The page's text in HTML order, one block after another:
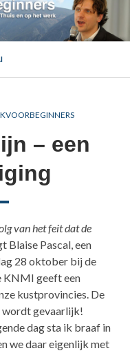
en op het werk
– een
van het feit dat de
Blaise Pascal, een
28 oktober bij de
KNMI geeft een
kustprovincies. De
wordt gevaarlijk!
dag sta ik braaf in
we daar eigenlijk met